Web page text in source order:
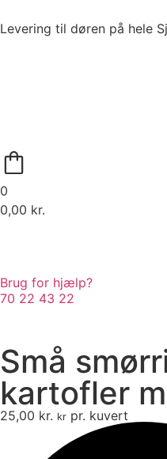
Levering til døren på hele
0
0,00 kr.
Brug for hjælp?
70 22 43 22
Små
kartofler
25,00 kr. kr pr. kuvert